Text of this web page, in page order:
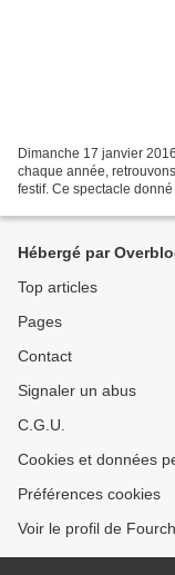
Dimanche 17 janvier
chaque année,
festif. Ce spectacle
Hébergé par
Top articles
Pages
Contact
Signaler un abus
C.G.U.
Cookies et données
Préférences cookies
Voir le profil de